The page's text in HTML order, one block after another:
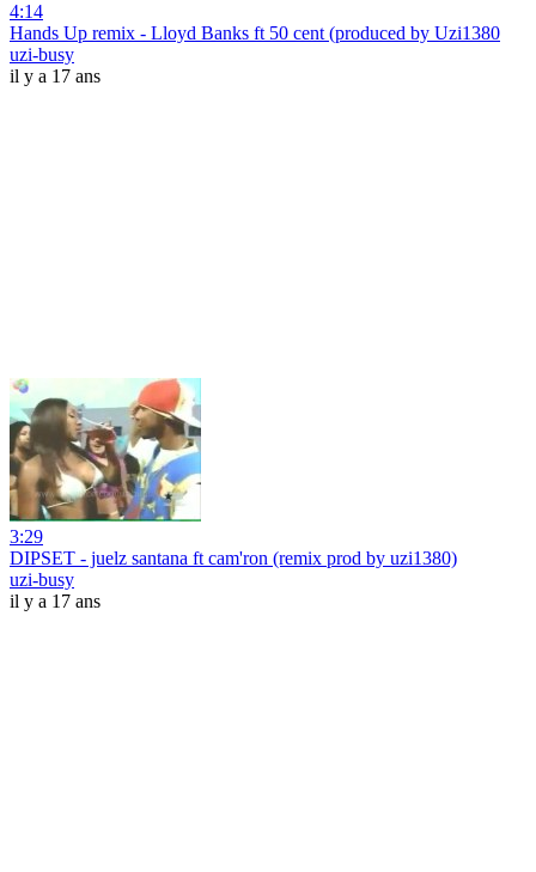
4:14
Hands Up remix - Lloyd Banks ft 50 cent (produced by Uzi1380
uzi-busy
il y a 17 ans
3:29
DIPSET - juelz santana ft cam'ron (remix prod by uzi1380)
uzi-busy
il y a 17 ans